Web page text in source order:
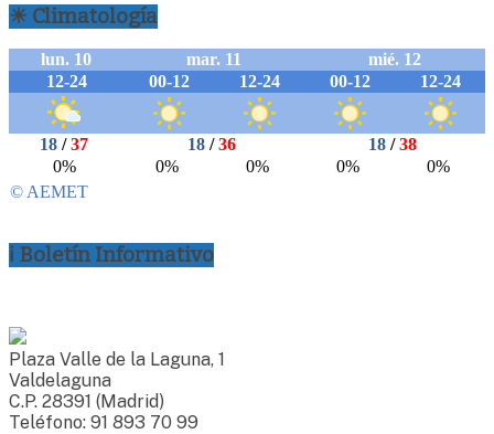
☀ Climatología
ℹ Boletín Informativo
Plaza Valle de la Laguna, 1
Valdelaguna
C.P. 28391 (Madrid)
Teléfono: 91 893 70 99